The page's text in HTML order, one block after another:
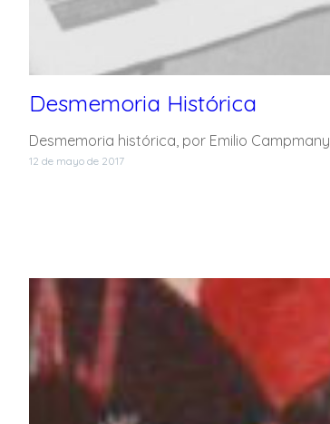
Desmemoria Histórica
Desmemoria histórica, por Emilio Campmany
12 de mayo de 2017